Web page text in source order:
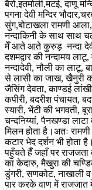
बैरो,इतमोली,मटई, दाणू
पगना देवी मन्दिर
सुंग,बोटाखला रामणी
नन्दाकिनी के साथ साथ
मेँ आते आते कुरुड़ नन्दा
दशमद्वार की नन्दामय
नन्दादेवी, नौली का लाटू,
से लासी का जाख, खैनुरी
जैसिंग देवता, काण्डई
कपीरी, बदरीश पंचायत,
स्यारी, भेंटी की भगवती,
चन्दनिय्यां, पैनखण्डा
मिलन होता है।अतः
कटार भेद दर्शन भी
पहुँचते हैँ जहाँ पर राजजता
का केदारु, मैखुरा की
डुंगरी, सणकोट, नाखाली
पार करके वाण में राजजात